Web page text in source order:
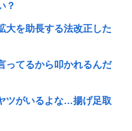
？
大を助長する法改正した
ってるから叩かれるんだ
ツがいるよな…揚げ足取